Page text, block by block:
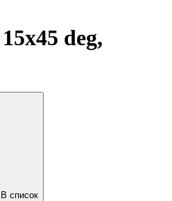
deg,
В список